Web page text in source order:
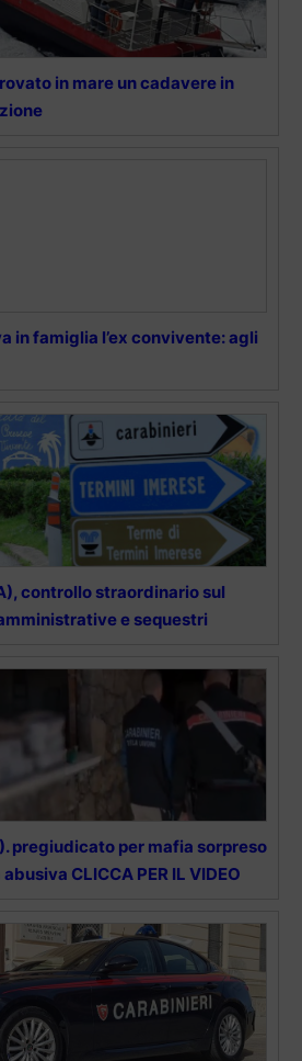
in mare un cadavere in
in famiglia l’ex convivente: agli
controllo straordinario sul
e sequestri
pregiudicato per mafia sorpreso
CLICCA PER IL VIDEO